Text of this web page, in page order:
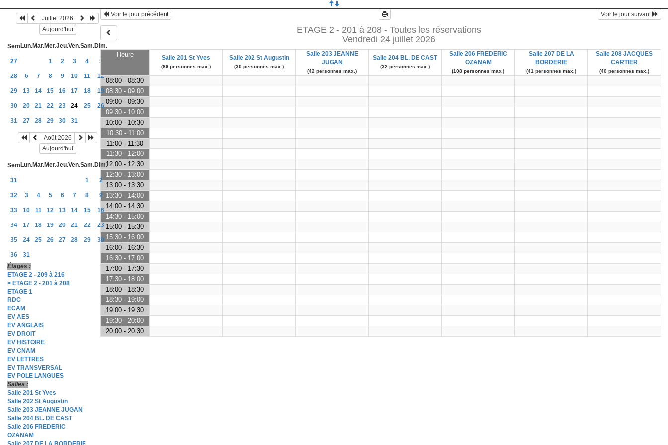
Juillet 2026
Aujourd'hui
Sem Lun.Mar.Mer.Jeu.Ven.Sam.Dim.
27 1 2 3 4 5
28 6 7 8 9 10 11 12
29 13 14 15 16 17 18 19
30 20 21 22 23 24 25 26
31 27 28 29 30 31
Août 2026
Aujourd'hui
Sem Lun.Mar.Mer.Jeu.Ven.Sam.Dim.
31 1 2
32 3 4 5 6 7 8 9
33 10 11 12 13 14 15 16
34 17 18 19 20 21 22 23
35 24 25 26 27 28 29 30
36
31
Étages :
ETAGE 2 - 209 à 216
> ETAGE 2 - 201 à 208
ETAGE 1
RDC
ECAM
EV AES
EV ANGLAIS
EV DROIT
EV HISTOIRE
EV CNAM
EV LETTRES
EV TRANSVERSAL
EV POLE LANGUES
Salles :
Salle 201 St Yves
Salle 202 St Augustin
Salle 203 JEANNE JUGAN
Salle 204 BL. DE CAST
Salle 206 FREDERIC
OZANAM
Salle 207 DE LA BORDERIE
Heure Salle 201 St Yves
(80 personnes max.)
Salle 202 St Augustin
(30 personnes max.)
Salle 203 JEANNE
JUGAN
(42 personnes max.)
Salle 204 BL. DE CAST
(32 personnes max.)
Salle 206 FREDERIC
OZANAM
(108 personnes max.)
Salle 207 DE LA
BORDERIE
(41 personnes max.)
Salle 208 JACQUES
CARTIER
(40 personnes max.)
Voir le jour précédent Voir le jour suivant
ETAGE 2 - 201 à 208 - Toutes les réservations
Vendredi 24 juillet 2026
08:00 - 08:30
08:30 - 09:00
09:00 - 09:30
09:30 - 10:00
10:00 - 10:30
10:30 - 11:00
11:00 - 11:30
11:30 - 12:00
12:00 - 12:30
12:30 - 13:00
13:00 - 13:30
13:30 - 14:00
14:00 - 14:30
14:30 - 15:00
15:00 - 15:30
15:30 - 16:00
16:00 - 16:30
16:30 - 17:00
17:00 - 17:30
17:30 - 18:00
18:00 - 18:30
18:30 - 19:00
19:00 - 19:30
19:30 - 20:00
20:00 - 20:30